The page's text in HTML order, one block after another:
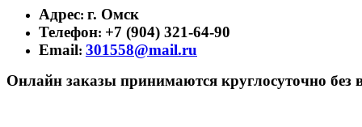
Адрес: г. Омск
Телефон: +7 (904) 321-64-90
Email: 301558@mail.ru
Онлайн заказы принимаются круглосуточно без